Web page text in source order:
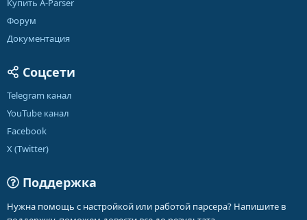
Купить A-Parser
Форум
Документация
Соцсети
Telegram канал
YouTube канал
Facebook
X (Twitter)
Поддержка
Нужна помощь с настройкой или работой парсера? Напишите в